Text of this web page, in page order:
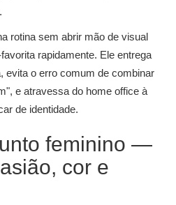
rotina sem abrir mão de visual
rapidamente. Ele entrega
evita o erro comum de combinar
e atravessa do home office à
de identidade.
feminino —
cor e